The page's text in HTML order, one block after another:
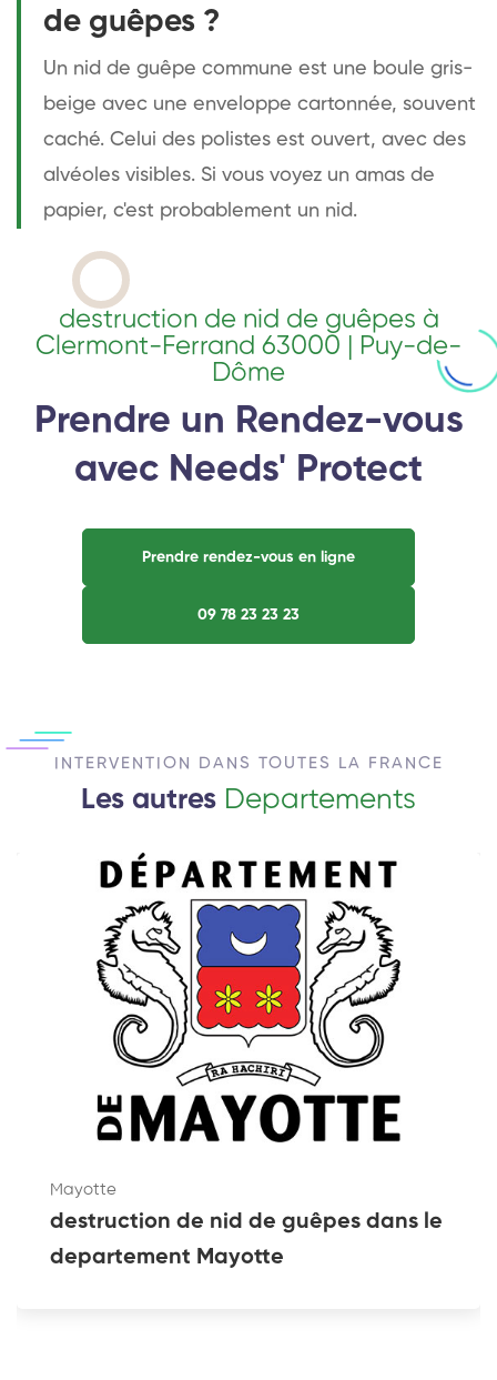
de guêpes ?
Un nid de guêpe commune est une boule gris-
beige avec une enveloppe cartonnée, souvent
caché. Celui des polistes est ouvert, avec des
alvéoles visibles. Si vous voyez un amas de
papier, c'est probablement un nid.
destruction de nid de guêpes à
Clermont-Ferrand 63000 | Puy-de-
Dôme
Prendre un Rendez-vous
avec Needs' Protect
Prendre rendez-vous en ligne
09 78 23 23 23
INTERVENTION DANS TOUTES LA FRANCE
Les autres Departements
Mayotte
destruction de nid de guêpes dans le
departement Mayotte